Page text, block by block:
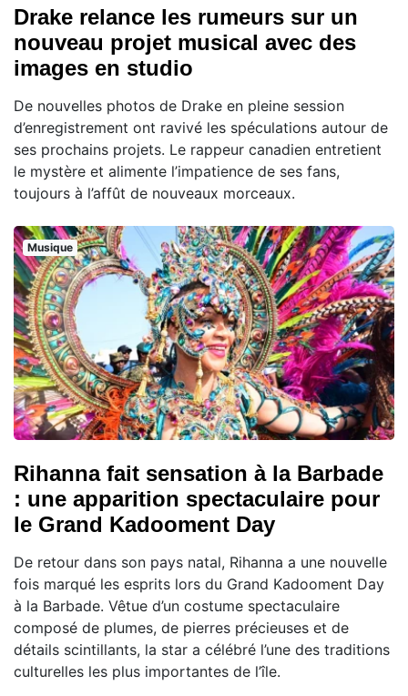
Drake relance les rumeurs sur un
nouveau projet musical avec des
images en studio
De nouvelles photos de Drake en pleine session
d’enregistrement ont ravivé les spéculations autour de
ses prochains projets. Le rappeur canadien entretient
le mystère et alimente l’impatience de ses fans,
toujours à l’affût de nouveaux morceaux.
Musique
Rihanna fait sensation à la Barbade
: une apparition spectaculaire pour
le Grand Kadooment Day
De retour dans son pays natal, Rihanna a une nouvelle
fois marqué les esprits lors du Grand Kadooment Day
à la Barbade. Vêtue d’un costume spectaculaire
composé de plumes, de pierres précieuses et de
détails scintillants, la star a célébré l’une des traditions
culturelles les plus importantes de l’île.